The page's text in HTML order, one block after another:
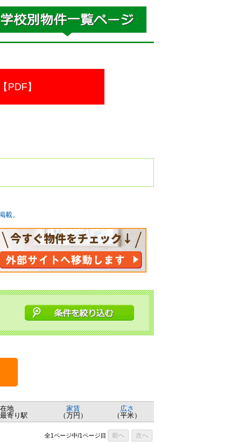
【PDF】
載。
地
寄り駅
家賃
（万円）
広さ
（平米）
全1ページ中/1ページ目 前へ 次へ